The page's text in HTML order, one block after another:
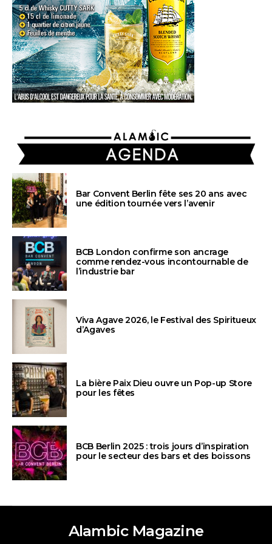
AGENDA
Bar Convent Berlin fête ses 20 ans avec
une édition tournée vers l’avenir
BCB London confirme son ancrage
comme rendez-vous incontournable de
l’industrie bar
Viva Agave 2026, le Festival des Spiritueux
d’Agaves
La bière Paix Dieu ouvre un Pop-up Store
pour les fêtes
BCB Berlin 2025 : trois jours d’inspiration
pour le secteur des bars et des boissons
Alambic Magazine